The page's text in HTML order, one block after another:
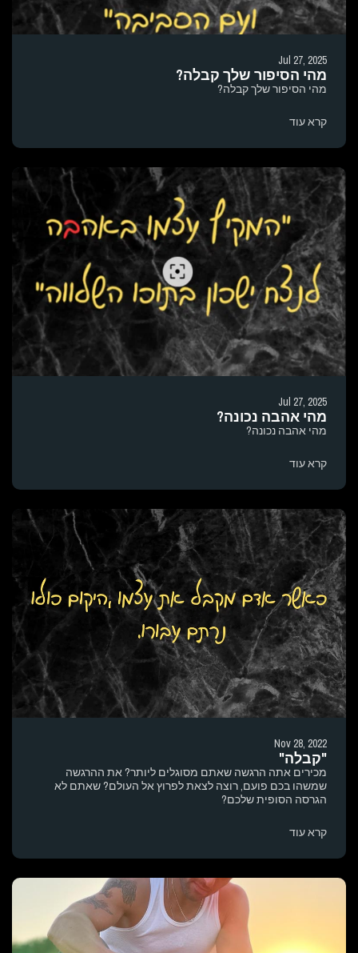
Jul 27, 2025
מהי הסיפור שלך קבלה?
מהי הסיפור שלך קבלה?
קרא עוד
Jul 27, 2025
מהי אהבה נכונה?
מהי אהבה נכונה?
קרא עוד
Nov 28, 2022
"קבלה"
מכירים אתה הרגשה שאתם מסוגלים ליותר? את ההרגשה
שמשהו בכם פועם, רוצה לצאת לפרוץ אל העולם? שאתם לא
הגרסה הסופית שלכם?
קרא עוד